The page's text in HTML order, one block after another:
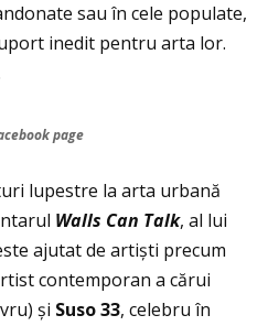
sau în cele populate,
inedit pentru arta lor.
page
lupestre la arta urbană
Walls Can Talk, al lui
ajutat de artiști precum
contemporan a cărui
și Suso 33, celebru în